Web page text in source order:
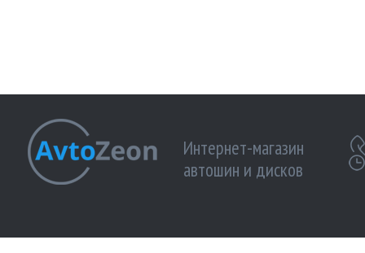
Интернет-магазин
автошин и дисков